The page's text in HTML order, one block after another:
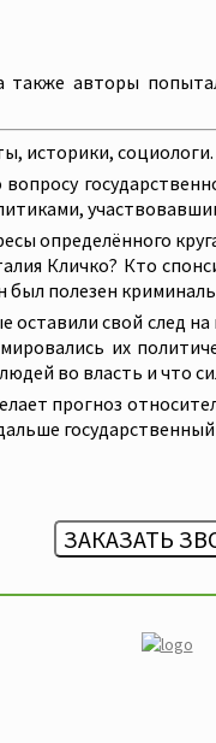
авторы
историки,
определённого
Кличко? Кто
был полезен
оставили свой след
их
во власть и что
прогноз
ЗАКАЗАТЬ